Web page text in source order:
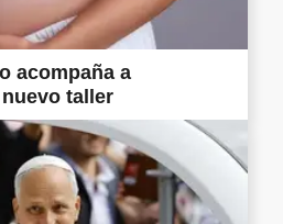
acompaña a
taller